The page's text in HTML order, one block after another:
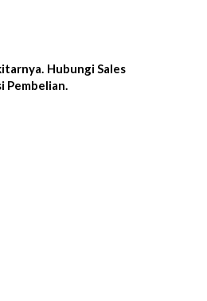
Hubungi Sales
Pembelian.